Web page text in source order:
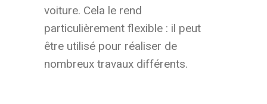
voiture. Cela le rend
particulièrement flexible : il peut
être utilisé pour réaliser de
nombreux travaux différents.